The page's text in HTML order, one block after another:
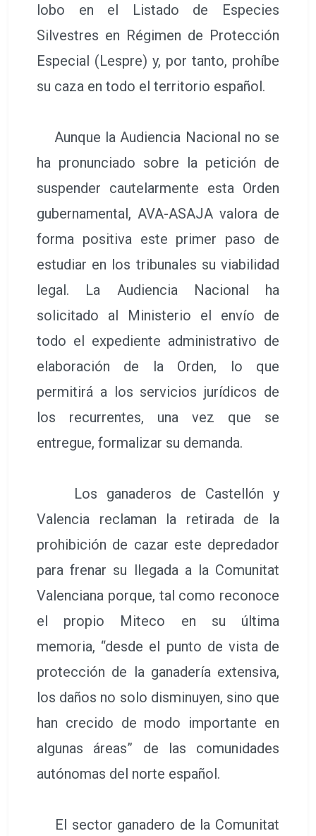
lobo en el Listado de Especies
Silvestres en Régimen de Protección
Especial (Lespre) y, por tanto, prohíbe
su caza en todo el territorio español.
Aunque la Audiencia Nacional no se
ha pronunciado sobre la petición de
suspender cautelarmente esta Orden
gubernamental, AVA-ASAJA valora de
forma positiva este primer paso de
estudiar en los tribunales su viabilidad
legal. La Audiencia Nacional ha
solicitado al Ministerio el envío de
todo el expediente administrativo de
elaboración de la Orden, lo que
permitirá a los servicios jurídicos de
los recurrentes, una vez que se
entregue, formalizar su demanda.
Los ganaderos de Castellón y
Valencia reclaman la retirada de la
prohibición de cazar este depredador
para frenar su llegada a la Comunitat
Valenciana porque, tal como reconoce
el propio Miteco en su última
memoria, “desde el punto de vista de
protección de la ganadería extensiva,
los daños no solo disminuyen, sino que
han crecido de modo importante en
algunas áreas” de las comunidades
autónomas del norte español.
El sector ganadero de la Comunitat